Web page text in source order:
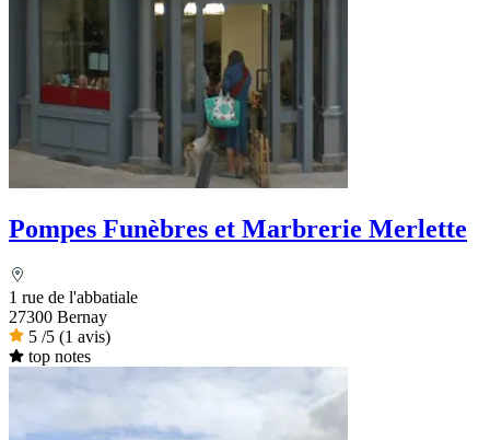
Pompes Funèbres et Marbrerie Merlette
1 rue de l'abbatiale
27300 Bernay
5 /5 (1 avis)
top notes